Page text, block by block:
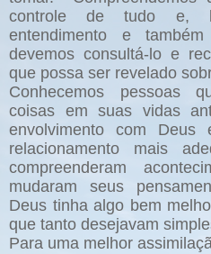
controle de tudo e,
entendimento e
devemos consultá-lo e
que possa ser revelado
Conhecemos pessoas
coisas em suas vidas
envolvimento com
relacionamento mais
compreenderam
mudaram seus
Deus tinha algo bem
que tanto desejavam
Para uma melhor